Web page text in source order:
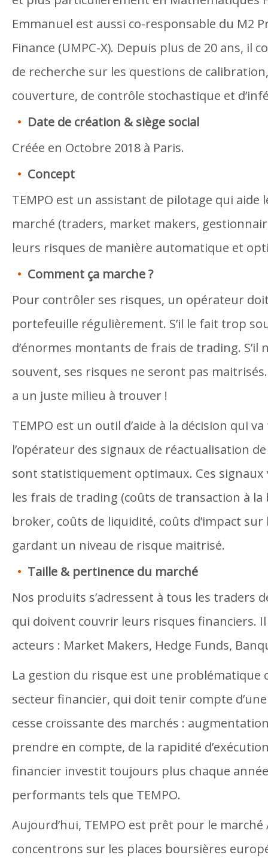
Emmanuel est aussi co-responsable du M2
Finance (UMPC-X). Depuis plus de 20 ans, il
de recherche sur les questions de
couverture, de contrôle stochastique et
Date de création & siège social
Créée en Octobre 2018 à Paris.
Concept
TEMPO est un assistant de pilotage qui aide
marché (traders, market makers,
leurs risques de manière automatique et
Comment ça marche ?
Pour contrôler ses risques, un opérateur
portefeuille régulièrement. S’il le fait trop
d’énormes montants de frais de trading. S’il
souvent, ses risques ne seront pas
a un juste milieu à trouver !
TEMPO est un outil d’aide à la décision qui
l’opérateur des signaux de réactualisation
sont statistiquement optimaux. Ces
les frais de trading (coûts de transaction à
broker, coûts de liquidité, coûts d’impact
gardant un niveau de risque maitrisé.
Taille & pertinence du marché
Nos produits s’adressent à tous les traders
qui doivent couvrir leurs risques financiers.
acteurs : Market Makers, Hedge Funds,
La gestion du risque est une problématique
secteur financier, qui doit tenir compte
cesse croissante des marchés :
prendre en compte, de la rapidité
financier investit toujours plus chaque
performants tels que TEMPO.
Aujourd’hui, TEMPO est prêt pour le
concentrons sur les places boursières